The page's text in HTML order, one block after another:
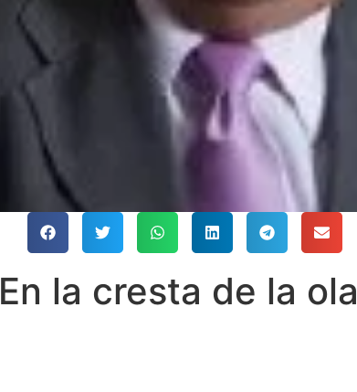
En la cresta de la ola